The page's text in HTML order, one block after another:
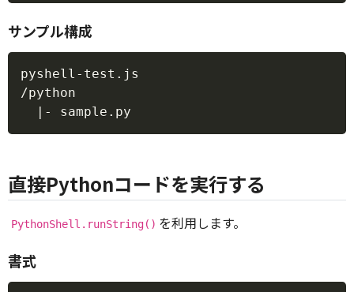
サンプル構成
pyshell-test.js
/python
直接Pythonコードを実行する
PythonShell.runString() を利用します。
書式